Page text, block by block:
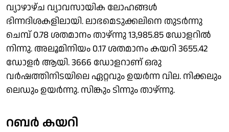
വ്യാഴാഴ്ച വ്യാവസായിക ലോഹങ്ങൾ
ഭിന്നദിശകളിലായി. ലാഭമെടുക്കലിനെ തുടർന്നു
ചെമ്പ് 0.78 ശതമാനം താഴ്ന്നു 13,985.85 ഡോളറിൽ
നിന്നു. അലൂമിനിയം 0.17 ശതമാനം കയറി 3655.42
ഡോളർ ആയി. 3666 ഡോളറാണ് ഒരു
വർഷത്തിനിടയിലെ ഏറ്റവും ഉയർന്ന വില. നിക്കലും
ലെഡും ഉയർന്നു. സിങ്കും ടിന്നും താഴ്ന്നു.
റബർ കയറി